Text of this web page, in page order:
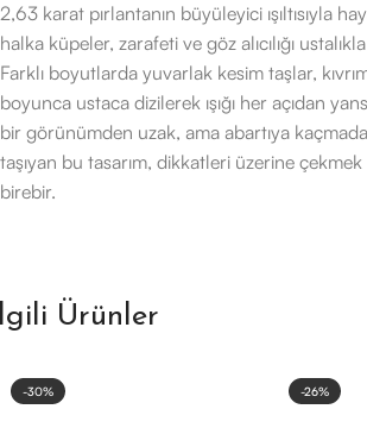
2,63 karat pırlantanın büyüleyici ışıltısıyla
halka küpeler, zarafeti ve göz alıcılığı
Farklı boyutlarda yuvarlak kesim taşlar,
boyunca ustaca dizilerek ışığı her açıdan
bir görünümden uzak, ama abartıya
taşıyan bu tasarım, dikkatleri üzerine
birebir.
Ürünler
-30% -26%